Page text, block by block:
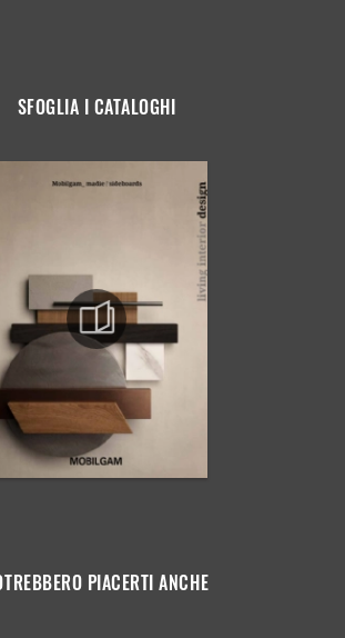
SFOGLIA I CATALOGHI
PIACERTI ANCHE